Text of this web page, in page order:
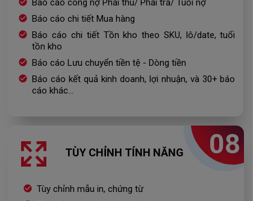
Báo cáo công nợ Phải thu/ Phải trả/ Tuổi nợ
Báo cáo chi tiết Mua hàng
Báo cáo chi tiết Tồn kho theo SKU, lô/date, tuổi
tồn kho
Báo cáo Lưu chuyển tiền tệ - Dòng tiền
Báo cáo kết quả kinh doanh, lợi nhuận, và 30+ báo
cáo khác...
08
TÙY CHỈNH TÍNH NĂNG
Tùy chỉnh mẫu in, chứng từ